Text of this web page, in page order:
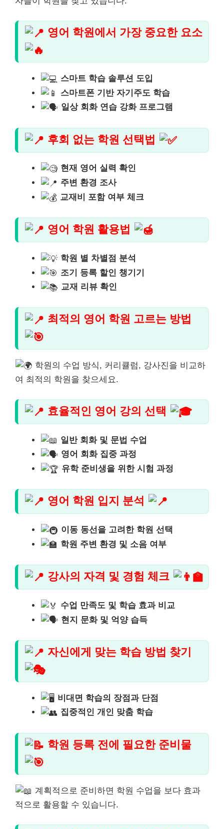
영어 학원에서 가장 중요한 요소
스마트 학습 솔루션 도입
스마트폰 기반 자기주도 학습
일상 회화 연습 강화 프로그램
후회 없는 학원 선택법
현재 영어 실력 확인
주변 환경 조사
교재비 포함 여부 체크
영어 학원 활용법
학원 별 차별점 분석
조기 등록 할인 챙기기
교재 리뷰 확인
최적의 영어 학원 고르는 방법
학원의 수업 방식, 커리큘럼, 강사진을 비교하
여 최적의 학원을 찾으세요.
효율적인 영어 강의 선택
일반 회화 및 문법 수업
영어 회화 집중 과정
유학 준비생을 위한 시험 과정
영어 학원 입지 분석
이동 동선을 고려한 학원 선택
학원 주변 환경 및 소음 여부
강사의 자격 및 경험 체크
수업 만족도 및 학습 효과 비교
현지 문화 및 억양 습득
자신에게 맞는 학습 방법 찾기
비대면 학습의 장점과 단점
집중적인 개인 맞춤 학습
학원 등록 전에 필요한 준비물
계획적으로 준비하면 학원 수업을 보다 효과
적으로 활용할 수 있습니다.